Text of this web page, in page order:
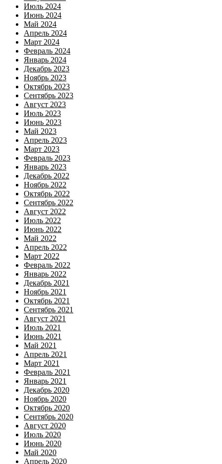
Июль 2024
Июнь 2024
Май 2024
Апрель 2024
Март 2024
Февраль 2024
Январь 2024
Декабрь 2023
Ноябрь 2023
Октябрь 2023
Сентябрь 2023
Август 2023
Июль 2023
Июнь 2023
Май 2023
Апрель 2023
Март 2023
Февраль 2023
Январь 2023
Декабрь 2022
Ноябрь 2022
Октябрь 2022
Сентябрь 2022
Август 2022
Июль 2022
Июнь 2022
Май 2022
Апрель 2022
Март 2022
Февраль 2022
Январь 2022
Декабрь 2021
Ноябрь 2021
Октябрь 2021
Сентябрь 2021
Август 2021
Июль 2021
Июнь 2021
Май 2021
Апрель 2021
Март 2021
Февраль 2021
Январь 2021
Декабрь 2020
Ноябрь 2020
Октябрь 2020
Сентябрь 2020
Август 2020
Июль 2020
Июнь 2020
Май 2020
Апрель 2020